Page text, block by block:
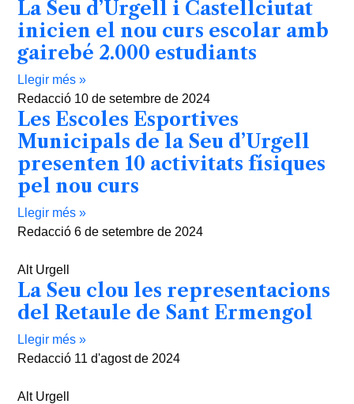
La Seu d’Urgell i Castellciutat
inicien el nou curs escolar amb
gairebé 2.000 estudiants
Llegir més »
Redacció 10 de setembre de 2024
Les Escoles Esportives
Municipals de la Seu d’Urgell
presenten 10 activitats físiques
pel nou curs
Llegir més »
Redacció 6 de setembre de 2024
Alt Urgell
La Seu clou les representacions
del Retaule de Sant Ermengol
Llegir més »
Redacció 11 d'agost de 2024
Alt Urgell